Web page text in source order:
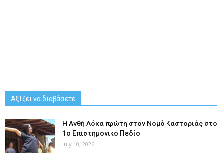
Αξίζει να διαβάσετε
Η Ανθή Λόκα πρώτη στον Νομό Καστοριάς στο
1ο Επιστημονικό Πεδίο
July 10, 2026